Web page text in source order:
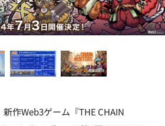
作Web3ゲーム『THE CHAIN